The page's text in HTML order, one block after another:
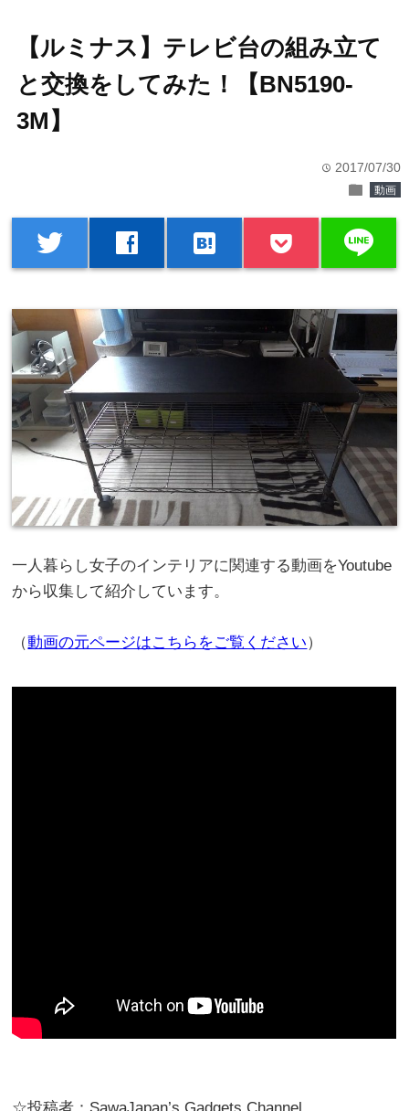
【ルミナス】テレビ台の組み立て
と交換をしてみた！【BN5190-
3M】
time 2017/07/30
folder 動画
twitter facebook hatenabookmark line
一人暮らし女子のインテリアに関連する動画をYoutube
から収集して紹介しています。
（動画の元ページはこちらをご覧ください）